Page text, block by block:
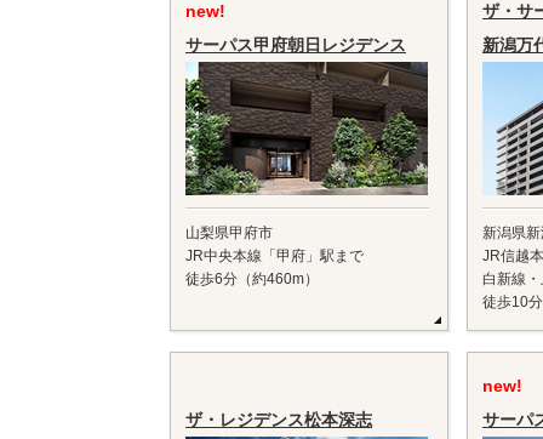
new!
サーパス甲府朝日レジデンス
山梨県甲府市
JR中央本線「甲府」駅まで
徒歩6分（約460m）
ザ・サ
新潟万
新潟県
JR信越
白新線
徒歩10
ザ・レジデンス松本深志
new!
サーパ